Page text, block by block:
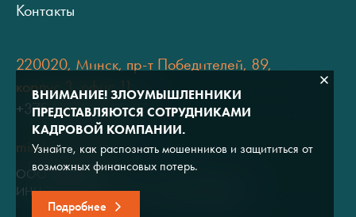
Контакты
220020, Минск, пр-т Победителей, 89,
корпус 3, офис 11
+375 (17) 334 80 07
minsk@adviros.by
ООО "Адвирос"
ИНН 7714572528 / ОГРН 1047796766380
ВНИМАНИЕ! ЗЛОУМЫШЛЕННИКИ
ПРЕДСТАВЛЯЮТСЯ СОТРУДНИКАМИ
КАДРОВОЙ КОМПАНИИ.
Узнайте, как распознать мошенников и защититься от
возможных финансовых потерь.
Подробнее